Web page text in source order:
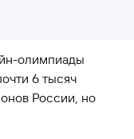
олимпиады
6 тысяч
России, но